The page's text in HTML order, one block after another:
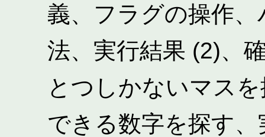
義、フラグの操作
法、実行結果 (2)、
とつしかないマス
できる数字を探す